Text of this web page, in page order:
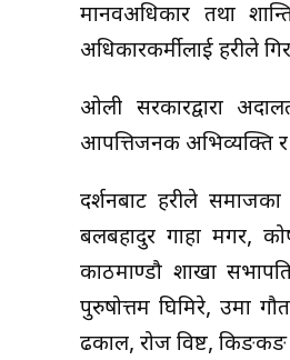
मानवअधिकार तथा
अधिकारकर्मीलाई प्रहरीले
ओली सरकारद्वारा
आपत्तिजनक अभिव्यक्ति र
प्रदर्शनबाट प्रहरीले
बलबहादुर गाहा मगर,
काठमाण्डौ शाखा
पुरुषोत्तम घिमिरे, उमा
ढकाल, रोज विष्ट, किङकङ